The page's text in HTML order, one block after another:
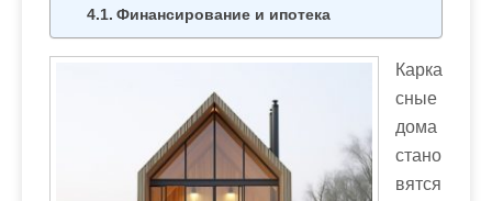
Финансирование и ипотека
Карка
сные
дома
стано
вятся